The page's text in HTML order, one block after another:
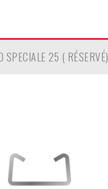
SPECIALE 25 ( RÉSERVÉ)